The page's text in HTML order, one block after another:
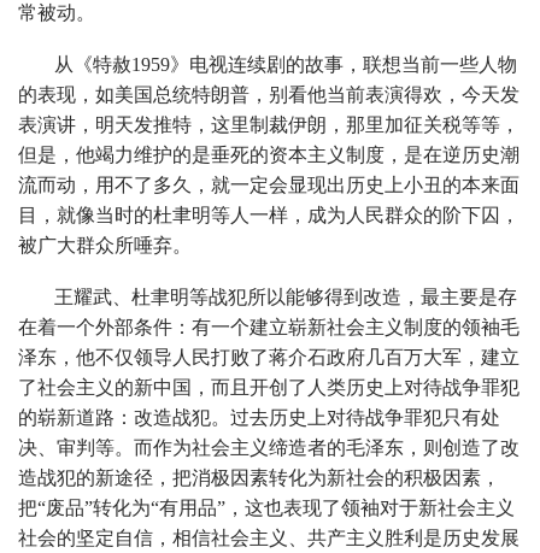
常被动。
从《特赦1959》电视连续剧的故事，联想当前一些人物
的表现，如美国总统特朗普，别看他当前表演得欢，今天发
表演讲，明天发推特，这里制裁伊朗，那里加征关税等等，
但是，他竭力维护的是垂死的资本主义制度，是在逆历史潮
流而动，用不了多久，就一定会显现出历史上小丑的本来面
目，就像当时的杜聿明等人一样，成为人民群众的阶下囚，
被广大群众所唾弃。
王耀武、杜聿明等战犯所以能够得到改造，最主要是存
在着一个外部条件：有一个建立崭新社会主义制度的领袖毛
泽东，他不仅领导人民打败了蒋介石政府几百万大军，建立
了社会主义的新中国，而且开创了人类历史上对待战争罪犯
的崭新道路：改造战犯。过去历史上对待战争罪犯只有处
决、审判等。而作为社会主义缔造者的毛泽东，则创造了改
造战犯的新途径，把消极因素转化为新社会的积极因素，
把“废品”转化为“有用品”，这也表现了领袖对于新社会主义
社会的坚定自信，相信社会主义、共产主义胜利是历史发展